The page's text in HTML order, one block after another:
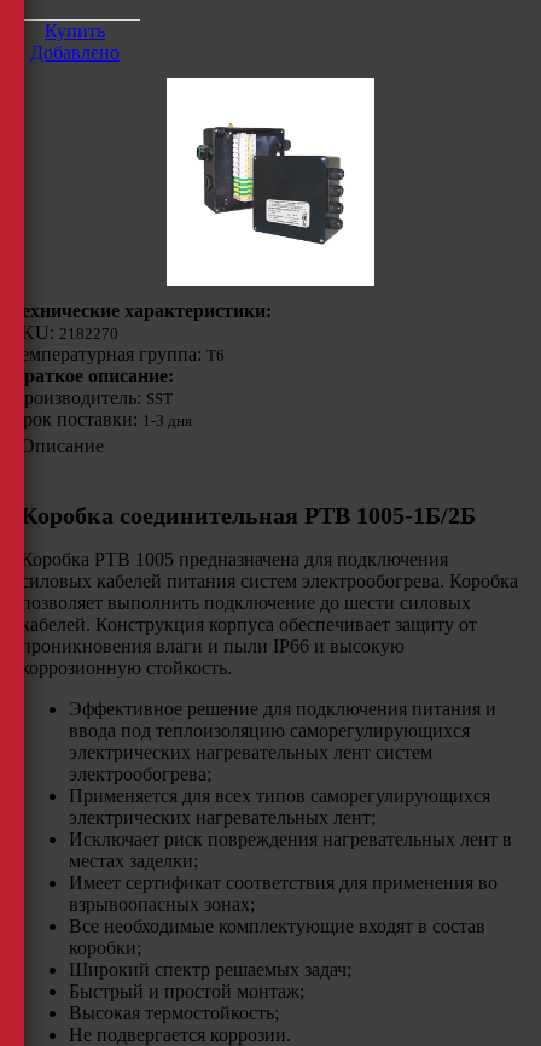
Купить
Добавлено
Технические характеристики:
SKU: 2182270
Температурная группа: Т6
Краткое описание:
Производитель: SST
Срок поставки: 1-3 дня
Описание
Коробка соединительная РТВ 1005-1Б/2Б
Коробка РТВ 1005 предназначена для подключения
силовых кабелей питания систем электрообогрева. Коробка
позволяет выполнить подключение до шести силовых
кабелей. Конструкция корпуса обеспечивает защиту от
проникновения влаги и пыли IP66 и высокую
коррозионную стойкость.
Эффективное решение для подключения питания и
ввода под теплоизоляцию саморегулирующихся
электрических нагревательных лент систем
электрообогрева;
Применяется для всех типов саморегулирующихся
электрических нагревательных лент;
Исключает риск повреждения нагревательных лент в
местах заделки;
Имеет сертификат соответствия для применения во
взрывоопасных зонах;
Все необходимые комплектующие входят в состав
коробки;
Широкий спектр решаемых задач;
Быстрый и простой монтаж;
Высокая термостойкость;​
Не подвергается коррозии.